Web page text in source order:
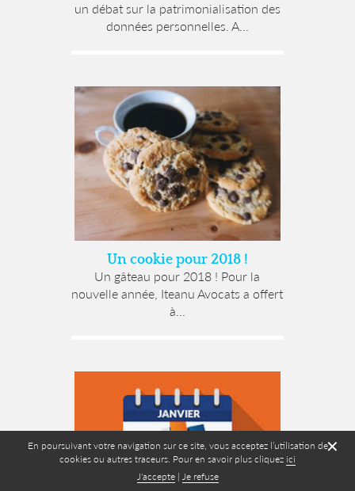
✕
En poursuivant votre navigation sur ce site, vous acceptez l’utilisation de
cookies ou autres traceurs. Pour en savoir plus cliquez ici
J'accepte| Je refuse
un débat sur la patrimonialisation des
données personnelles. A...
Un cookie pour 2018 !
Un gâteau pour 2018 ! Pour la
nouvelle année, Iteanu Avocats a offert
à...